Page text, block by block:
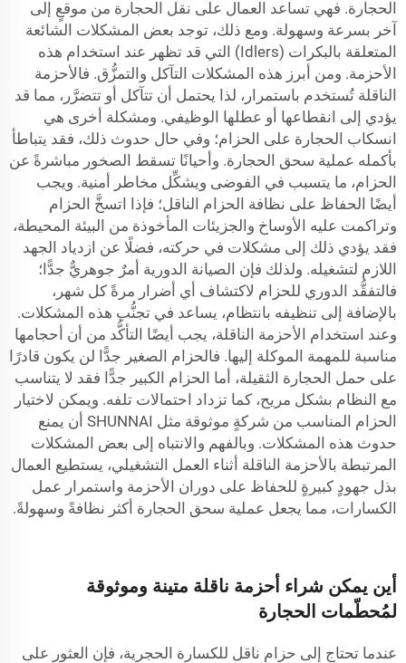
الحجارة. فهي تساعد العمال على نقل الحجارة من موقعٍ إلى
آخر بسرعة وسهولة. ومع ذلك، توجد بعض المشكلات الشائعة
المتعلقة بالبكرات (Idlers) التي قد تظهر عند استخدام هذه
الأحزمة. ومن أبرز هذه المشكلات التآكل والتمزُّق. فالأحزمة
الناقلة تُستخدم باستمرار، لذا يحتمل أن تتآكل أو تتضرَّر، مما قد
يؤدي إلى انقطاعها أو عطلها الوظيفي. ومشكلة أخرى هي
انسكاب الحجارة على الحزام؛ وفي حال حدوث ذلك، فقد يتباطأ
بأكمله عملية سحق الحجارة. وأحيانًا تسقط الصخور مباشرةً عن
الحزام، ما يتسبب في الفوضى ويشكِّل مخاطر أمنية. ويجب
أيضًا الحفاظ على نظافة الحزام الناقل؛ فإذا اتسخَّ الحزام
وتراكمت عليه الأوساخ والجزيئات المأخوذة من البيئة المحيطة،
فقد يؤدي ذلك إلى مشكلات في حركته، فضلًا عن ازدياد الجهد
اللازم لتشغيله. ولذلك فإن الصيانة الدورية أمرٌ جوهريٌّ جدًّا؛
فالتفقُّد الدوري للحزام لاكتشاف أي أضرار مرةً كل شهر،
بالإضافة إلى تنظيفه بانتظام، يساعد في تجنُّب هذه المشكلات.
وعند استخدام الأحزمة الناقلة، يجب أيضًا التأكُّد من أن أحجامها
مناسبة للمهمة الموكلة إليها. فالحزام الصغير جدًّا لن يكون قادرًا
على حمل الحجارة الثقيلة، أما الحزام الكبير جدًّا فقد لا يتناسب
مع النظام بشكل مريح، كما تزداد احتمالات تلفه. ويمكن لاختيار
الحزام المناسب من شركةٍ موثوقة مثل SHUNNAI أن يمنع
حدوث هذه المشكلات. وبالفهم والانتباه إلى بعض المشكلات
المرتبطة بالأحزمة الناقلة أثناء العمل التشغيلي، يستطيع العمال
بذل جهودٍ كبيرةٍ للحفاظ على دوران الأحزمة واستمرار عمل
الكسارات، مما يجعل عملية سحق الحجارة أكثر نظافةً وسهولةً.
أين يمكن شراء أحزمة ناقلة متينة وموثوقة
لمُحطّمات الحجارة
عندما تحتاج إلى حزام ناقل للكسارة الحجرية، فإن العثور على